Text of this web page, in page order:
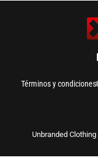
Términos y condiciones
Unbranded